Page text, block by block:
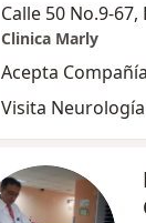
Calle 50 No.9-
Clinica Marly
Acepta
Visita Neurología